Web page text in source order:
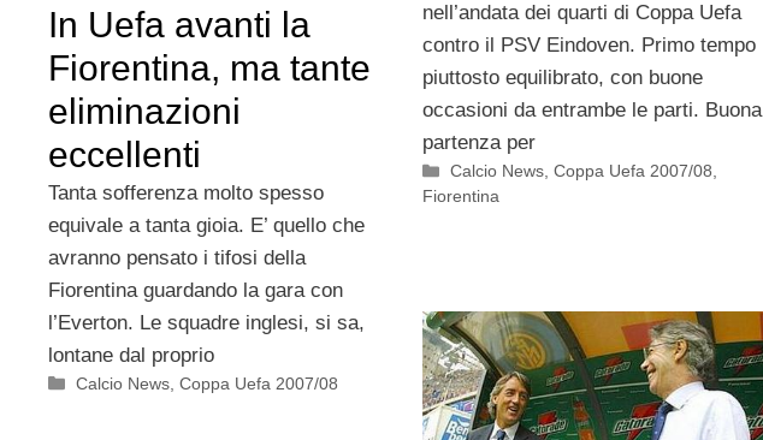
nell’andata dei quarti di Coppa Uefa
contro il PSV Eindoven. Primo tempo
piuttosto equilibrato, con buone
occasioni da entrambe le parti. Buona
partenza per
Categorie
Calcio News,Coppa Uefa 2007/08,
Fiorentina
In Uefa avanti la
Fiorentina, ma tante
eliminazioni
eccellenti
Tanta sofferenza molto spesso
equivale a tanta gioia. E’ quello che
avranno pensato i tifosi della
Fiorentina guardando la gara con
l’Everton. Le squadre inglesi, si sa,
lontane dal proprio
Categorie
Calcio News ,Coppa Uefa 2007/08